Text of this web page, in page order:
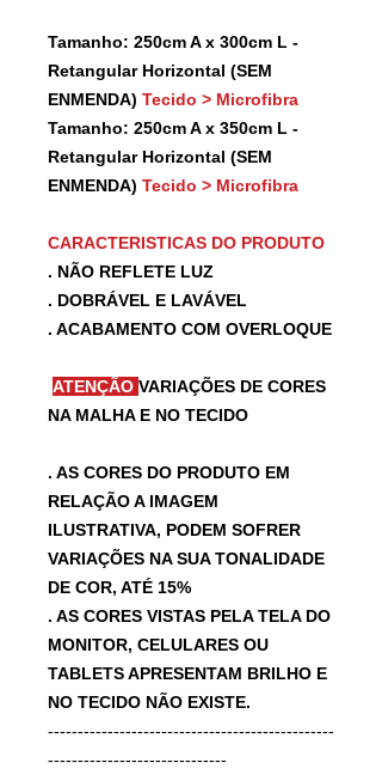
Tamanho: 250cm A x 300cm L -
Retangular Horizontal (SEM
ENMENDA) Tecido > Microfibra
Tamanho: 250cm A x 350cm L -
Retangular Horizontal (SEM
ENMENDA) Tecido > Microfibra
CARACTERISTICAS DO PRODUTO
. NÃO REFLETE LUZ
. DOBRÁVEL E LAVÁVEL
. ACABAMENTO COM OVERLOQUE
ATENÇÃO VARIAÇÕES DE CORES
NA MALHA E NO TECIDO
. AS CORES DO PRODUTO EM
RELAÇÃO A IMAGEM
ILUSTRATIVA, PODEM SOFRER
VARIAÇÕES NA SUA TONALIDADE
DE COR, ATÉ 15%
. AS CORES VISTAS PELA TELA DO
MONITOR, CELULARES OU
TABLETS APRESENTAM BRILHO E
NO TECIDO NÃO EXISTE.
------------------------------------------------
------------------------------